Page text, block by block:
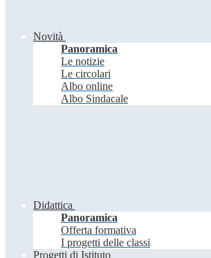
Novità
Panoramica
Le notizie
Le circolari
Albo online
Albo Sindacale
Didattica
Panoramica
Offerta formativa
I progetti delle classi
Progetti di Istituto